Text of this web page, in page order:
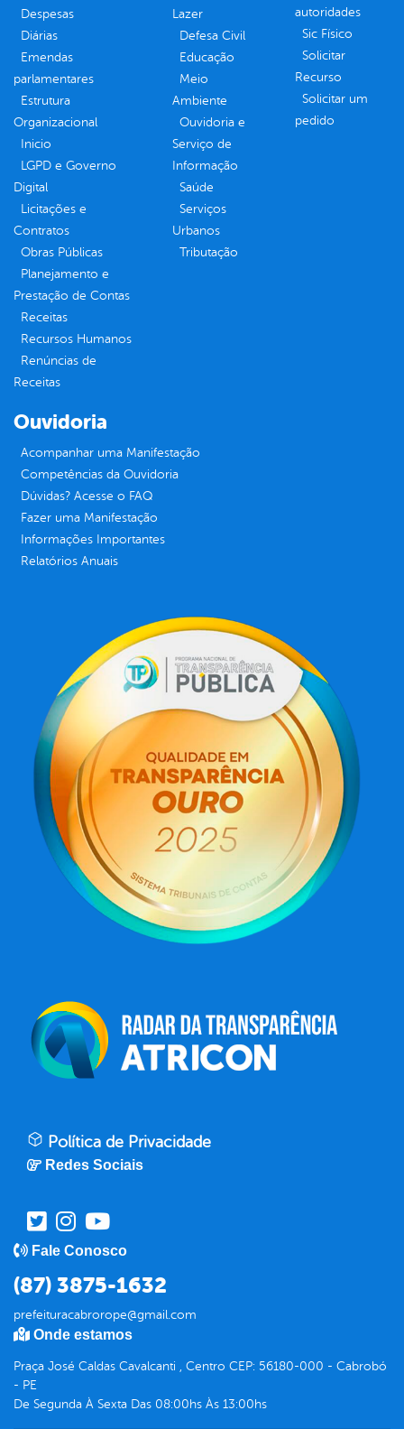
Despesas
Diárias
Emendas
parlamentares
Estrutura
Organizacional
Inicio
LGPD e Governo
Digital
Licitações e
Contratos
Obras Públicas
Planejamento e
Prestação de Contas
Receitas
Recursos Humanos
Renúncias de
Receitas
Lazer
Defesa Civil
Educação
Meio
Ambiente
Ouvidoria e
Serviço de
Informação
Saúde
Serviços
Urbanos
Tributação
autoridades
Sic Físico
Solicitar
Recurso
Solicitar um
pedido
Ouvidoria
Acompanhar uma Manifestação
Competências da Ouvidoria
Dúvidas? Acesse o FAQ
Fazer uma Manifestação
Informações Importantes
Relatórios Anuais
Política de Privacidade
Redes Sociais
Fale Conosco
(87) 3875-1632
prefeituracabrorope@gmail.com
Onde estamos
Praça José Caldas Cavalcanti , Centro CEP: 56180-000 - Cabrobó
- PE
De Segunda À Sexta Das 08:00hs Às 13:00hs